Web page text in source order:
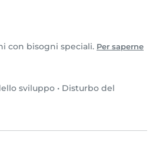
con bisogni speciali. Per saperne
sviluppo • Disturbo del